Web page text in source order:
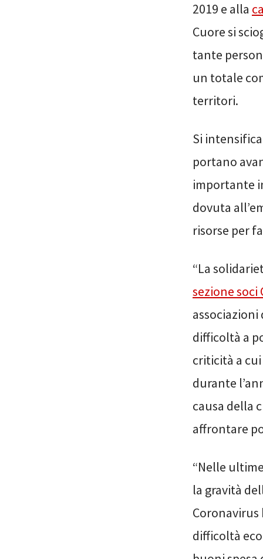
2019 e alla
Cuore si
tante
un totale
territori.
Si
portano
importante
dovuta
risorse per
“La
sezione
difficoltà a
criticità a
durante
causa della
affrontare
“Nelle
la gravità
difficoltà